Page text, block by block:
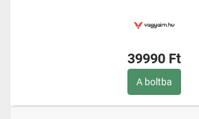
39990 Ft
A boltba